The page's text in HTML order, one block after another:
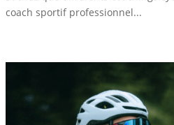
coach sportif professionnel...